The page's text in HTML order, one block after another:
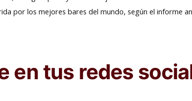
por los mejores bares del mundo, según el informe
en tus redes